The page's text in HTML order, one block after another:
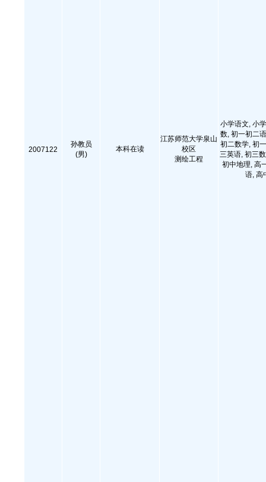
2007122
孙教员
(男)
本科在读
江苏师范大学泉山
校区
测绘工程
小学语文, 小
数, 初一初二
初二数学, 初
三英语, 初三
初中地理, 高
语, 高